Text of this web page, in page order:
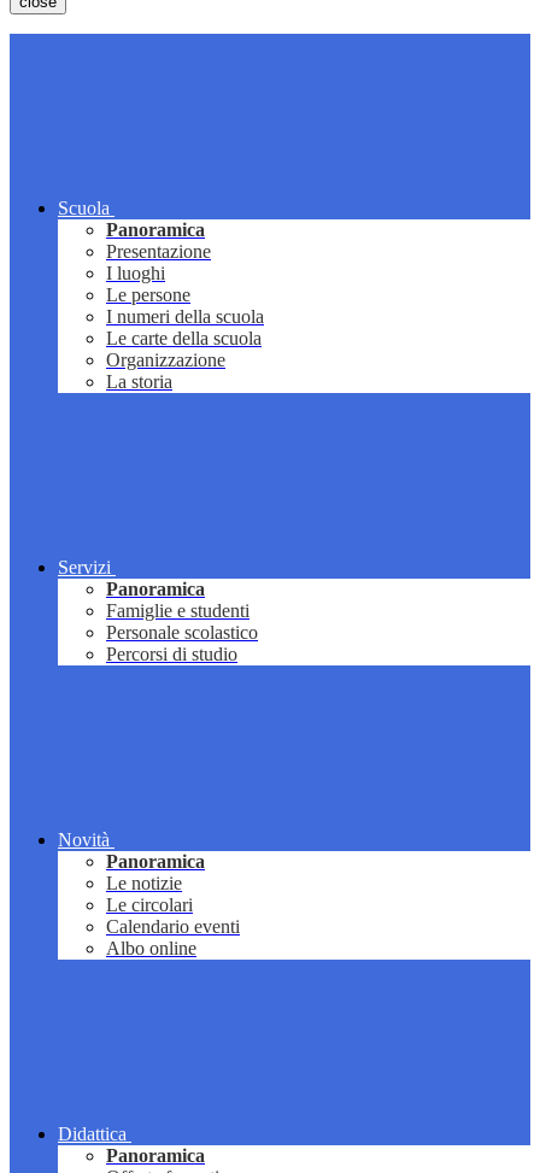
Scuola
Panoramica
Presentazione
I luoghi
Le persone
I numeri della scuola
Le carte della scuola
Organizzazione
La storia
Servizi
Panoramica
Famiglie e studenti
Personale scolastico
Percorsi di studio
Novità
Panoramica
Le notizie
Le circolari
Calendario eventi
Albo online
Didattica
Panoramica